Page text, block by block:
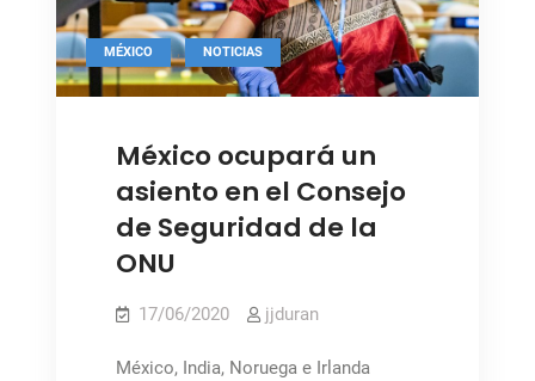
MÉXICO , NOTICIAS
México ocupará un
asiento en el Consejo
de Seguridad de la
ONU
17/06/2020 jjduran
México, India, Noruega e Irlanda